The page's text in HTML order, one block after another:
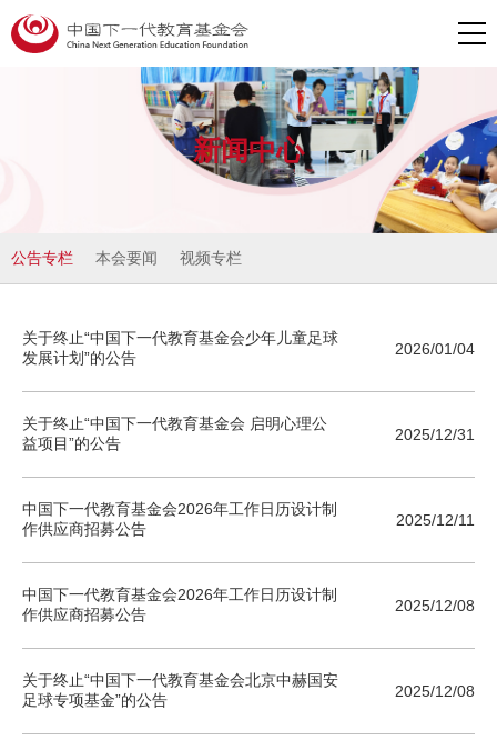
新闻中心
公告专栏 本会要闻 视频专栏
关于终止“中国下一代教育基金会少年儿童足球
发展计划”的公告
2026/01/04
关于终止“中国下一代教育基金会 启明心理公
益项目”的公告
2025/12/31
中国下一代教育基金会2026年工作日历设计制
作供应商招募公告
2025/12/11
中国下一代教育基金会2026年工作日历设计制
作供应商招募公告
2025/12/08
关于终止“中国下一代教育基金会北京中赫国安
足球专项基金”的公告
2025/12/08